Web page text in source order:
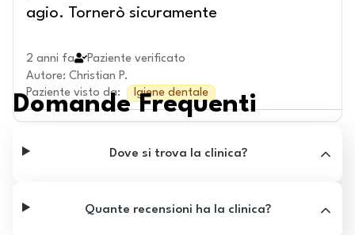
agio. Tornerò sicuramente
2 anni fa
Paziente verificato
Autore: Christian P.
Paziente visto da: Igiene dentale
Domande Frequenti
Dove si trova la clinica?
Quante recensioni ha la clinica?